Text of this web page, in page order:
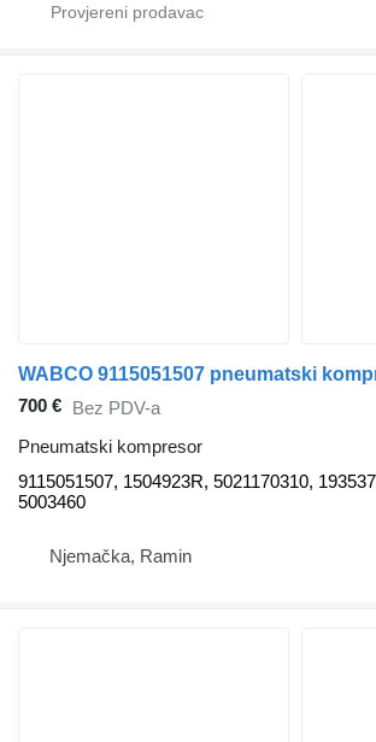
700 € Bez PDV-a
Pneumatski kompresor
9115051507, 1504923R, 5021170310,
5003460
Njemačka, Ramin